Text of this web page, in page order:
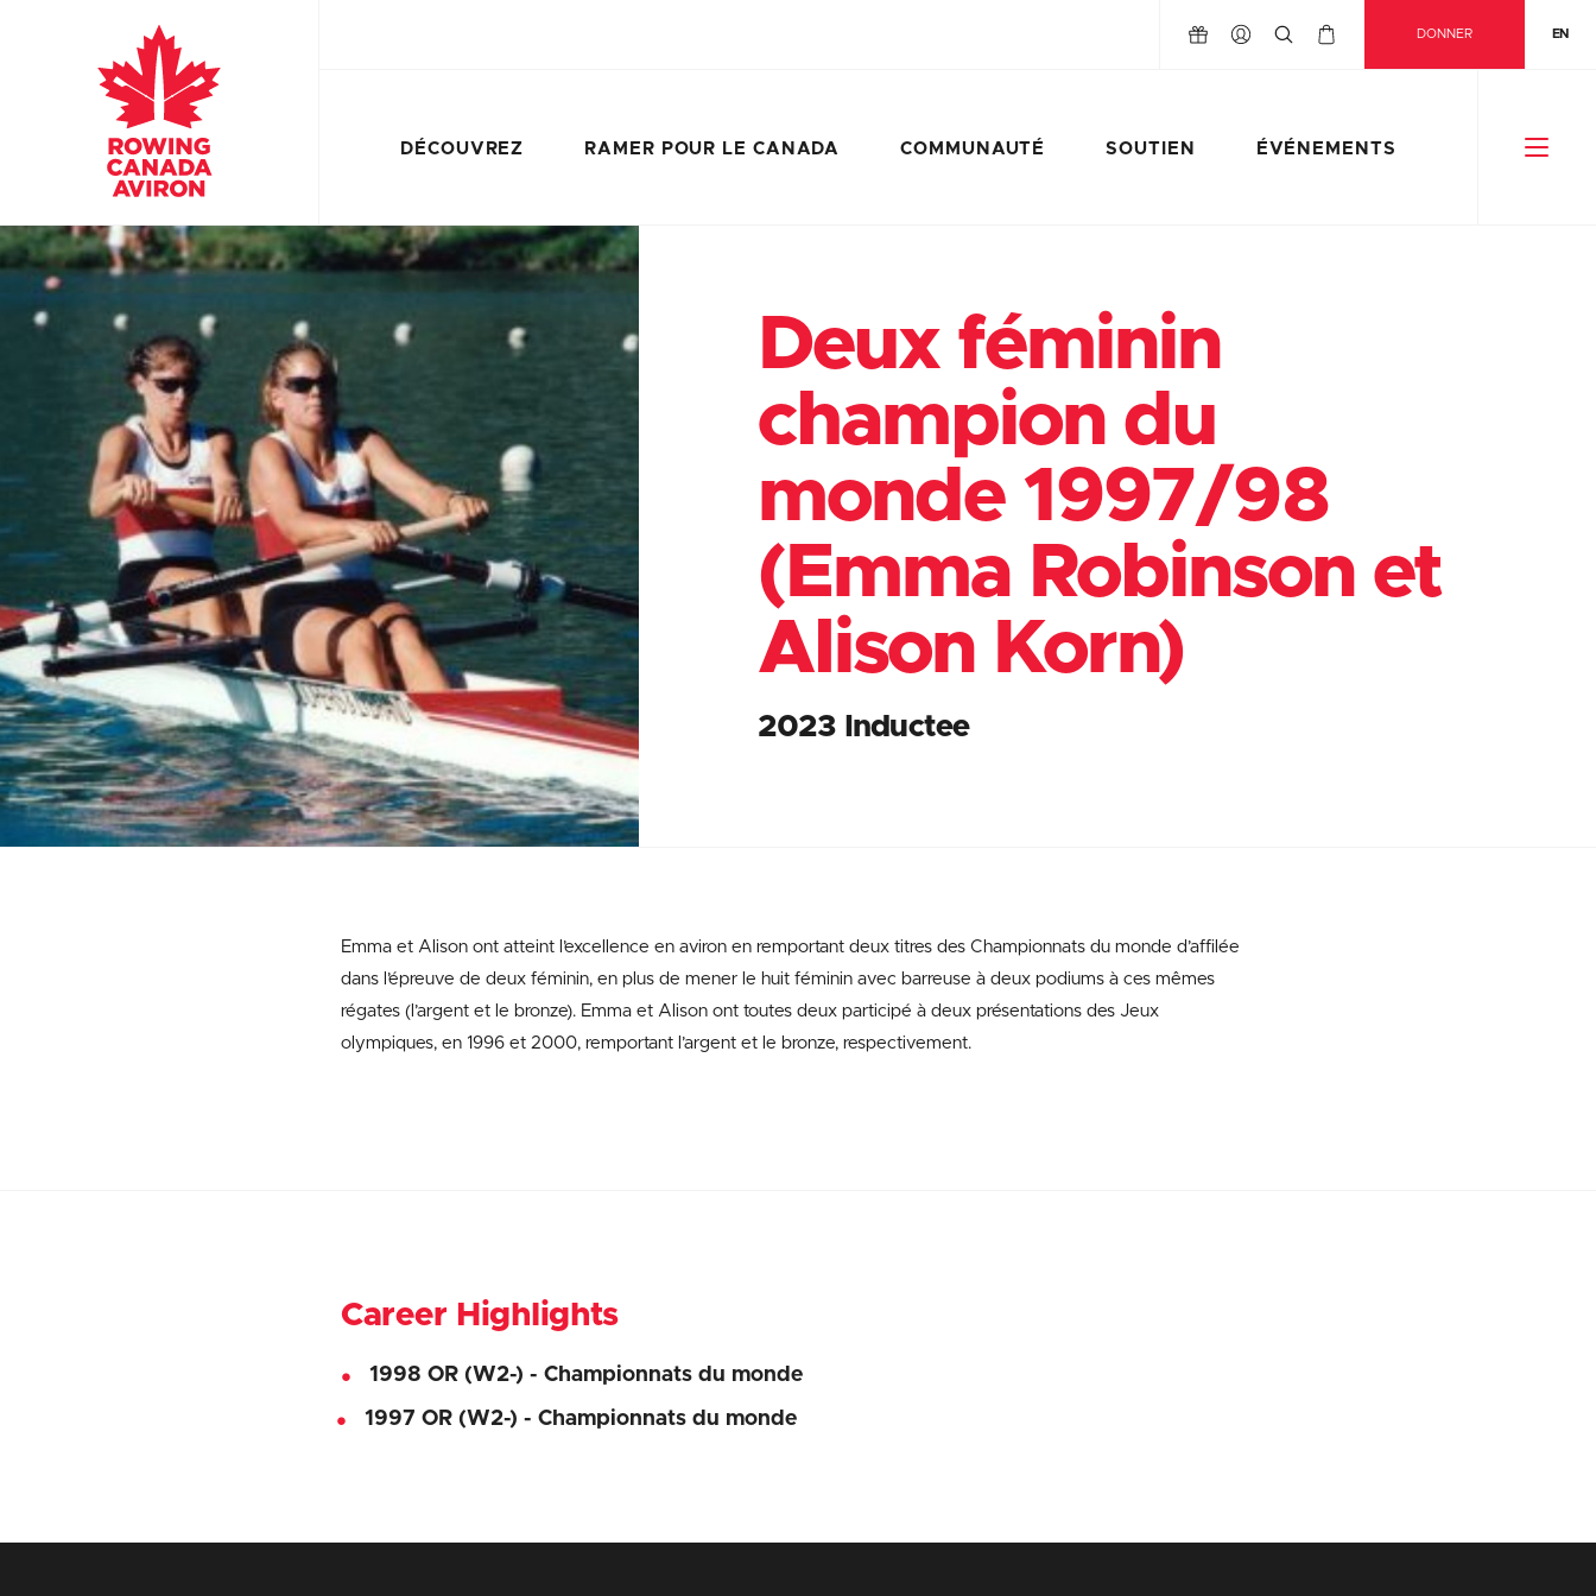
DONNER EN
DÉCOUVREZ RAMER POUR LE CANADA COMMUNAUTÉ SOUTIEN ÉVÉNEMENTS
Deux féminin
champion du
monde 1997/98
(Emma Robinson et
Alison Korn)
2023 Inductee
Emma et Alison ont atteint l’excellence en aviron en remportant deux titres des Championnats du monde d’affilée
dans l’épreuve de deux féminin, en plus de mener le huit féminin avec barreuse à deux podiums à ces mêmes
régates (l’argent et le bronze). Emma et Alison ont toutes deux participé à deux présentations des Jeux
olympiques, en 1996 et 2000, remportant l’argent et le bronze, respectivement.
Career Highlights
1998 OR (W2-) - Championnats du monde
1997 OR (W2-) - Championnats du monde